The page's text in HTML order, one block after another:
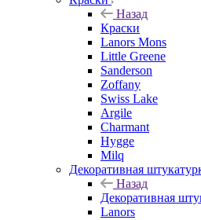
Назад
Краски
Lanors Mons
Little Greene
Sanderson
Zoffany
Swiss Lake
Argile
Charmant
Hygge
Milq
Декоративная
Назад
Декоративная
Lanors